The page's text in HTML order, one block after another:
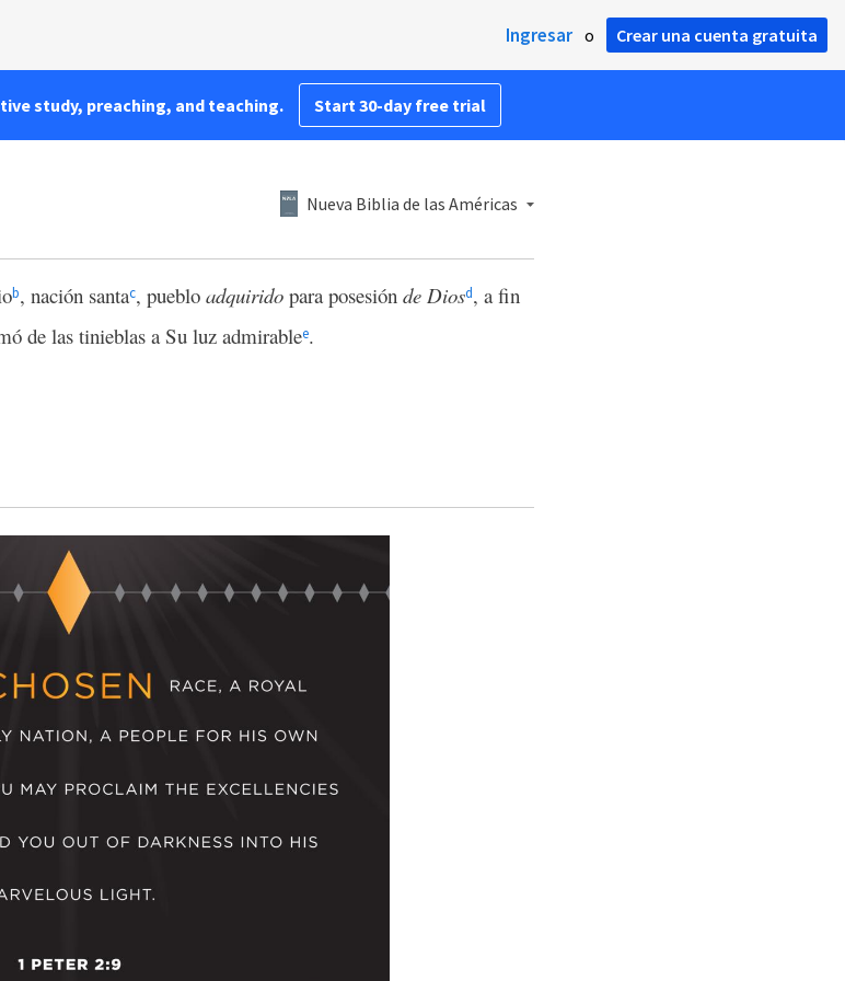
Ingresar o Crear una cuenta gratuita
study, preaching, and teaching. Start 30-day free trial
Nueva Biblia de las Américas
b, nación santac, pueblo adquirido para posesión de Diosd, a fin
de las tinieblas a Su luz admirablee.